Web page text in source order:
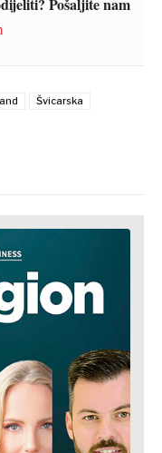
Pošaljite nam
Švicarska